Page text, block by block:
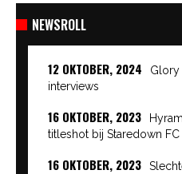
NEWSROLL
12 OKTOBER, 2024
Glory
interviews
16 OKTOBER, 2023
titleshot bij Staredown FC
16 OKTOBER, 2023